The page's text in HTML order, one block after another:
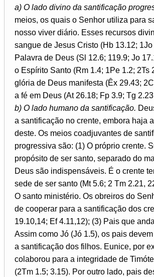
a) O lado divino da santificação
meios, os quais o Senhor utiliza para
nosso viver diário. Esses recursos
sangue de Jesus Cristo (Hb 13.12; 1Jo
Palavra de Deus (Sl 12.6; 119.9; Jo
o Espírito Santo (Rm 1.4; 1Pe 1.2; 2Ts
glória de Deus manifesta (Êx 29.43;
a fé em Deus (At 26.18; Fp 3.9; Tg
b) O lado humano da santificação.
a santificação no crente, embora haja
deste. Os meios coadjuvantes de
progressiva são: (1) O próprio crente.
propósito de ser santo, separado do
Deus são indispensáveis. É o crente
sede de ser santo (Mt 5.6; 2 Tm 2.21,
O santo ministério. Os obreiros do
de cooperar para a santificação dos
19.10,14; Ef 4.11,12); (3) Pais que
Assim como Jó (Jó 1.5), os pais
a santificação dos filhos. Eunice, por
colaborou para a integridade de
(2Tm 1.5; 3.15). Por outro lado, pais